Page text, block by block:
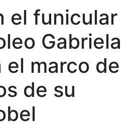
el funicular
Gabriela
el marco de
de su